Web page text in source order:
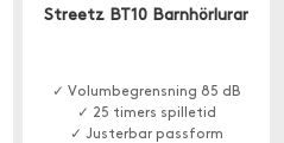
Streetz BT10 Barnhörlurar
✓ Volumbegrensning 85 dB
✓ 25 timers spilletid
✓ Justerbar passform